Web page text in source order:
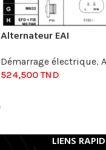
Alternateur EAI
Démarrage électrique,
524,500TND
LIENS